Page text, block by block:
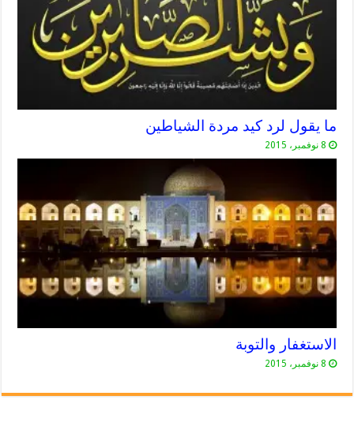
ما يقول لرد كيد مردة الشياطين
8 نوفمبر، 2015
الاستغفار والتوبة
8 نوفمبر، 2015